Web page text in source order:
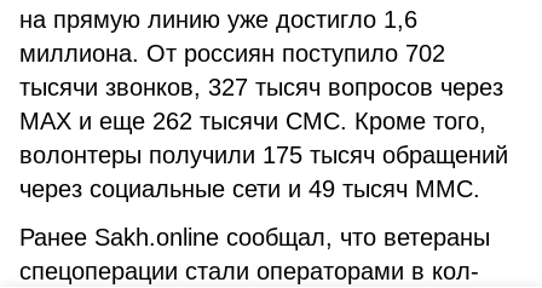
на прямую линию уже достигло 1,6
миллиона. От россиян поступило 702
тысячи звонков, 327 тысяч вопросов через
MAX и еще 262 тысячи СМС. Кроме того,
волонтеры получили 175 тысяч обращений
через социальные сети и 49 тысяч ММС.
Ранее Sakh.online сообщал, что ветераны
спецоперации стали операторами в кол-